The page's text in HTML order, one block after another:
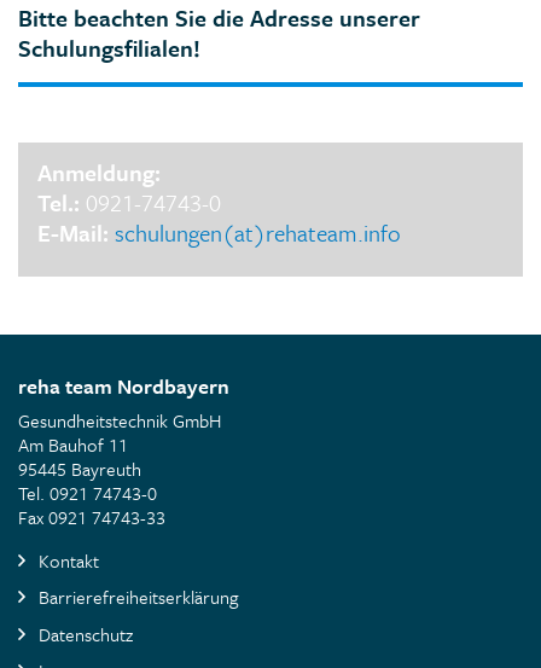
Bitte beachten Sie die Adresse unserer
Schulungsfilialen!
Anmeldung:
Tel.: 0921-74743-0
E-Mail: schulungen(at)rehateam.info
reha team Nordbayern
Gesundheitstechnik GmbH
Am Bauhof 11
95445 Bayreuth
Tel. 0921 74743-0
Fax 0921 74743-33
Kontakt
Barrierefreiheitserklärung
Datenschutz